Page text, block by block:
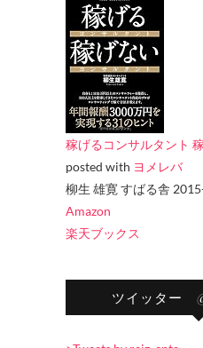
稼げるコンサルタント
posted with ヨメレバ
柳生 雄寛 すばる舎
Amazon
楽天ブックス
ツイッター